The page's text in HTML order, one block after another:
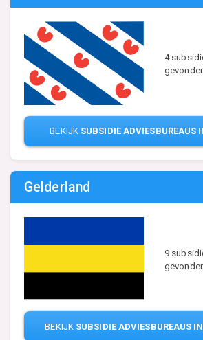
4
BEKIJK SUBSIDIE ADVIESBUREAUS
Gelderland
9
BEKIJK SUBSIDIE ADVIESBUREAUS